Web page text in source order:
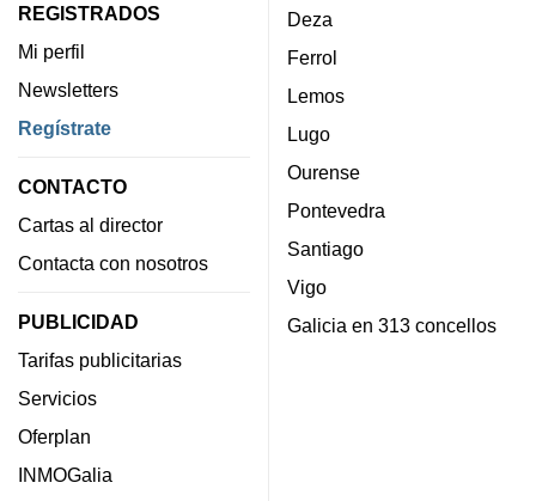
REGISTRADOS
Mi perfil
Newsletters
Regístrate
CONTACTO
Cartas al director
Contacta con nosotros
PUBLICIDAD
Tarifas publicitarias
Servicios
Oferplan
INMOGalia
Deza
Ferrol
Lemos
Lugo
Ourense
Pontevedra
Santiago
Vigo
Galicia en 313 concellos